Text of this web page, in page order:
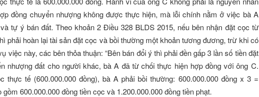
đồng chuyển nhượng không được thực hiện, mà lỗi chính nằm ở việc bà A
tự ý bán đất. Theo khoản 2 Điều 328 BLDS 2015, nếu bên nhận đặt cọc từ
phải hoàn lại tài sản đặt cọc và bồi thường một khoản tương đương, trừ khi có
việc này, các bên thỏa thuận: “Bên bán đổi ý thì phải đền gấp 3 lần số tiền đặt
nhượng đất cho người khác, bà A đã từ chối thực hiện hợp đồng với ông C.
thực tế (600.000.000 đồng), bà A phải bồi thường: 600.000.000 đồng x 3 =
gồm 600.000.000 đồng tiền cọc và 1.200.000.000 đồng tiền phạt.